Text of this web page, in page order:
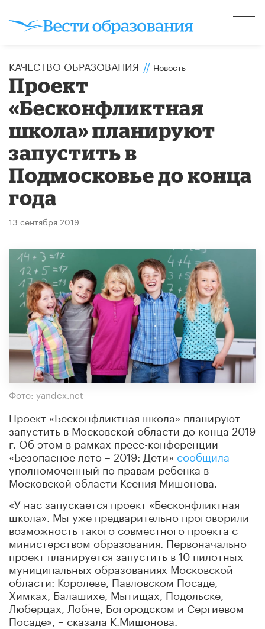
КАЧЕСТВО ОБРАЗОВАНИЯ // Новость
Проект
«Бесконфликтная
школа» планируют
запустить в
Подмосковье до конца
года
13 сентября 2019
Фото: yandex.net
Проект «Бесконфликтная школа» планируют
запустить в Московской области до конца 2019
г. Об этом в рамках пресс-конференции
«Безопасное лето – 2019: Дети» сообщила
уполномоченный по правам ребенка в
Московской области Ксения Мишонова.
«У нас запускается проект «Бесконфликтная
школа». Мы уже предварительно проговорили
возможность такого совместного проекта с
министерством образования. Первоначально
проект планируется запустить в 10 пилотных
муниципальных образованиях Московской
области: Королеве, Павловском Посаде,
Химках, Балашихе, Мытищах, Подольске,
Люберцах, Лобне, Богородском и Сергиевом
Посаде», – сказала К.Мишонова.